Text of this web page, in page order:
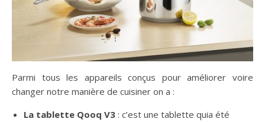
Parmi tous les appareils conçus pour améliorer voire
changer notre manière de cuisiner on a :
La tablette Qooq V3 : c’est une tablette quia été